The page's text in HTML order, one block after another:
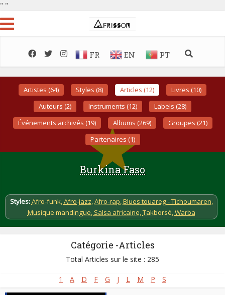
" "
FR EN PT
Artistes (64) Styles (8) Articles (12)
Livres (10)
Auteurs (2)
Instruments (12)
Labels (28)
Événements archivés (19)
Albums (269)
Groupes (21)
Partenaires (1)
Burkina Faso
Styles:Afro-funk,Afro-jazz,Afro-rap,Blues touareg - Tichoumaren,
Musique mandingue, Salsa africaine,Takborsé,Warba
Catégorie -Articles
Total Articles sur le site : 285
1 A D F G J L M P S